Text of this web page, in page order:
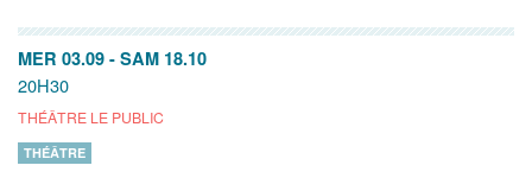
MER 03.09 - SAM 18.10
20H30
THÉÂTRE LE PUBLIC
THÉÂTRE